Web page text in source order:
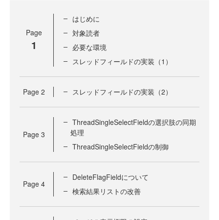
Page
1
はじめに
対象読者
必要な環境
スレッドフィールドの実装（1）
Page 2 スレッドフィールドの実装（2）
Page 3
ThreadSingleSelectFieldの選択肢の同期
処理
ThreadSingleSelectFieldの制御
Page 4
DeleteFlagFieldについて
検索結果リストの改善